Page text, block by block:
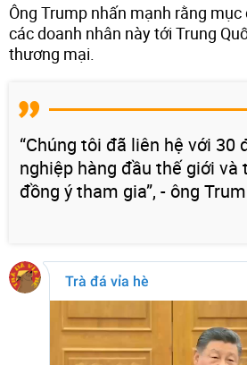
Ông Trump nhấn mạnh rằng
các doanh nhân này tới Trung
thương mại.
“Chúng tôi đã liên hệ với 30
nghiệp hàng đầu thế giới và
đồng ý tham gia”, - ông